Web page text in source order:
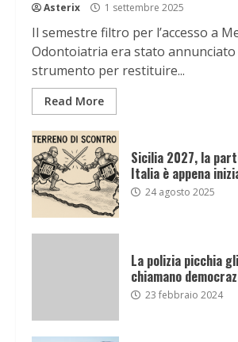
Asterix 1 settembre 2025
Il semestre filtro per l’accesso a
Odontoiatria era stato annunciato
strumento per restituire...
Read More
Sicilia 2027, la
Italia è appena
24 agosto 2025
La polizia picchia
chiamano
23 febbraio 2024